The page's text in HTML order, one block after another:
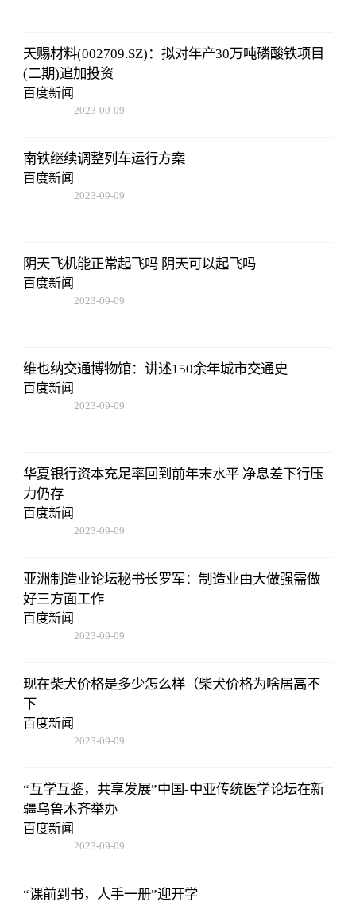
天赐材料(002709.SZ)：拟对年产30万吨磷酸铁项目
(二期)追加投资
百度新闻
2023-09-09
南铁继续调整列车运行方案
百度新闻
2023-09-09
阴天飞机能正常起飞吗 阴天可以起飞吗
百度新闻
2023-09-09
维也纳交通博物馆：讲述150余年城市交通史
百度新闻
2023-09-09
华夏银行资本充足率回到前年末水平 净息差下行压
力仍存
百度新闻
2023-09-09
亚洲制造业论坛秘书长罗军：制造业由大做强需做
好三方面工作
百度新闻
2023-09-09
现在柴犬价格是多少怎么样（柴犬价格为啥居高不
下
百度新闻
2023-09-09
“互学互鉴，共享发展”中国-中亚传统医学论坛在新
疆乌鲁木齐举办
百度新闻
2023-09-09
“课前到书，人手一册”迎开学